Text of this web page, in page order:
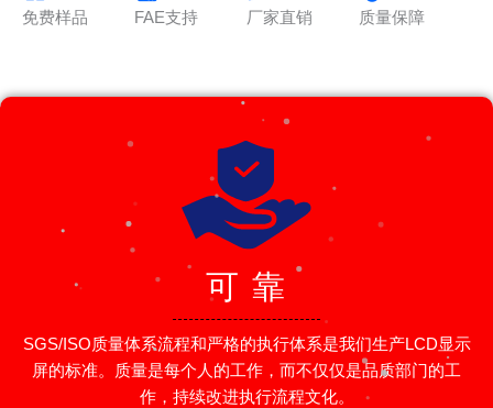
免费样品 FAE支持 厂家直销 质量保障
可 靠
SGS/ISO质量体系流程和严格的执行体系是我们生产LCD显示
屏的标准。质量是每个人的工作，而不仅仅是品质部门的工
作，持续改进执行流程文化。